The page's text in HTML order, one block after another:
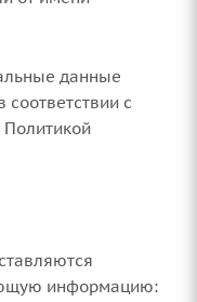
данные
с
информацию: